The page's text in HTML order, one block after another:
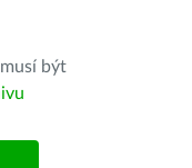
být